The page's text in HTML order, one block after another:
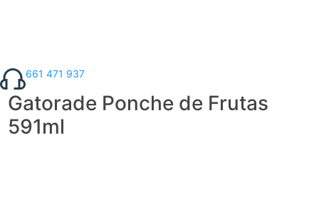
661 471 937
Gatorade Ponche de Frutas
591ml